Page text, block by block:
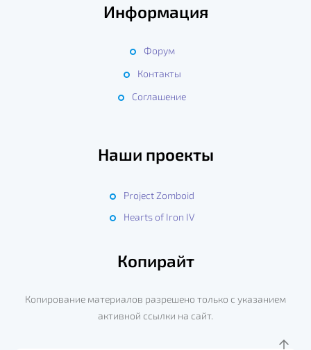
Информация
Форум
Контакты
Соглашение
Наши проекты
Project Zomboid
Hearts of Iron IV
Копирайт
Копирование материалов разрешено только с указанием
активной ссылки на сайт.